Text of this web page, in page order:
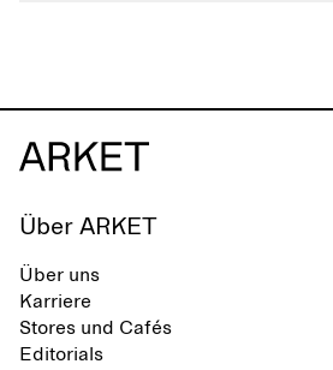
Über ARKET
Über uns
Karriere
Stores und Cafés
Editorials